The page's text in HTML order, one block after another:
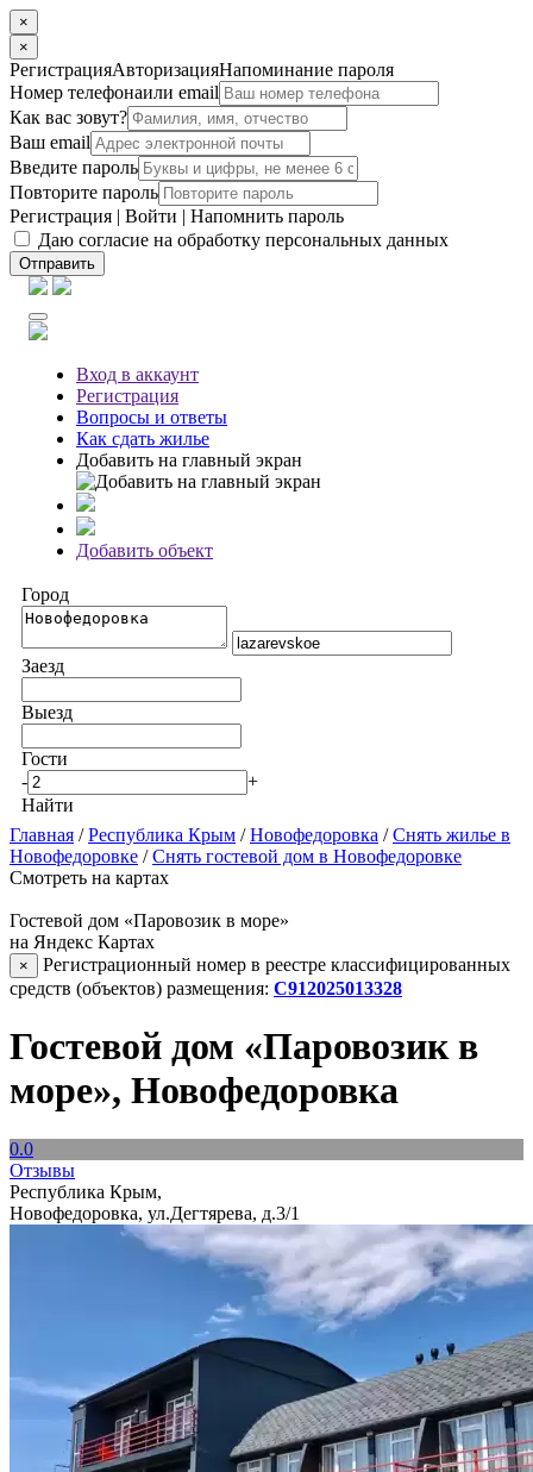
×
×
РегистрацияАвторизацияНапоминание пароля
Номер телефонаили email
Как вас зовут?
Ваш email
Введите пароль
Повторите пароль
Регистрация | Войти | Напомнить пароль
Даю согласие на обработку персональных данных
Отправить
Вход в аккаунт
Регистрация
Вопросы и ответы
Как сдать жилье
Добавить на главный экран
Добавить объект
Город
Заезд
Выезд
Гости
-
+
Найти
Главная /Республика Крым /Новофедоровка /Снять жилье в
Новофедоровке /Снять гостевой дом в Новофедоровке
Смотреть на картах
Гостевой дом «Паровозик в море»
на Яндекс Картах
×
Регистрационный номер в реестре классифицированных
средств (объектов) размещения: С912025013328
Гостевой дом «Паровозик в
море», Новофедоровка
0.0
Отзывы
Республика Крым,
Новофедоровка, ул.Дегтярева, д.3/1